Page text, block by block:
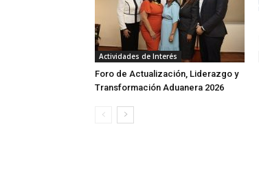
Actividades de Interés
Foro de Actualización, Liderazgo y
Transformación Aduanera 2026